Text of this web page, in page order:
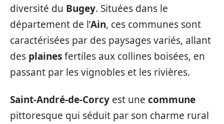
diversité du Bugey. Situées dans le
département de l’Ain, ces communes sont
caractérisées par des paysages variés, allant
des plainesfertiles aux collines boisées, en
passant par les vignobles et les rivières.
Saint-André-de-Corcy est une commune
pittoresque qui séduit par son charme rural